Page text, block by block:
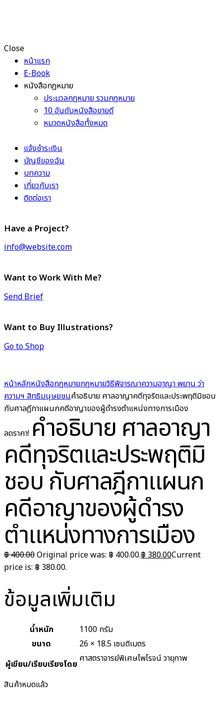
Close
หน้าแรก
E-Book
หนังสือกฎหมาย
ประมวลกฎหมาย รวมกฎหมาย
10 อันดับหนังสือขายดี
หมวดหนังสือทั้งหมด
แจ้งชำระเงิน
บัญชีของฉัน
บทความ
เกี่ยวกับเรา
ติดต่อเรา
Have a Project?
info@website.com
Want to Work With Me?
Send Brief
Want to Buy Illustrations?
Go to Shop
หน้าหลักหนังสือกฎหมายกฎหมายวิธีพิจารณาความอาญา พยาน ว่า
ความฯ สิทธิมนุษยชนคำอธิบาย ศาลอาญาคดีทุจริตและประพฤติมิชอบ
กับศาลฎีกาแผนกคดีอาญาของผู้ดำรงตำแหน่งทางการเมือง
ลดราคา! คำอธิบาย ศาลอาญา
คดีทุจริตและประพฤติมิ
ชอบ กับศาลฎีกาแผนก
คดีอาญาของผู้ดำรง
ตำแหน่งทางการเมือง
฿400.00Original price was: ฿ 400.00.฿ 380.00Current
price is: ฿ 380.00.
ข้อมูลเพิ่มเติม
น้ำหนัก
1100 กรัม
ขนาด
26 × 18.5 เซนติเมตร
ผู้เขียน/เรียบเรียงโดย ศาสตราจารย์พิเศษไพโรจน์ วายุภาพ
สินค้าหมดแล้ว